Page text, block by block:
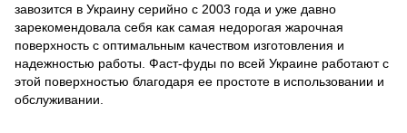
завозится в Украину серийно с 2003 года и уже давно
зарекомендовала себя как самая недорогая жарочная
поверхность с оптимальным качеством изготовления и
надежностью работы. Фаст-фуды по всей Украине работают с
этой поверхностью благодаря ее простоте в использовании и
обслуживании.